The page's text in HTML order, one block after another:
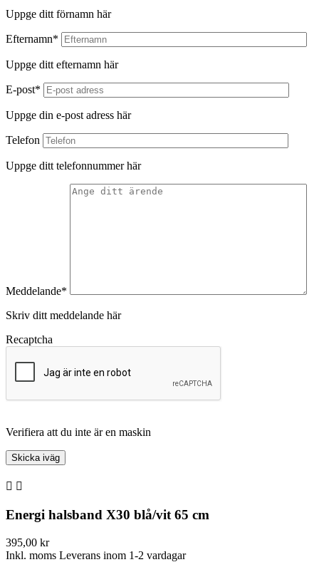
Uppge ditt förnamn här
Efternamn*
Uppge ditt efternamn här
E-post*
Uppge din e-post adress här
Telefon
Uppge ditt telefonnummer här
Meddelande*
Skriv ditt meddelande här
Recaptcha
Verifiera att du inte är en maskin
 
Energi halsband X30 blå/vit 65 cm
395,00 kr
Inkl. moms Leverans inom 1-2 vardagar